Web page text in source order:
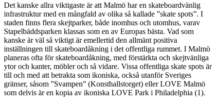
Det kanske allra viktigaste är att Malmö har en skateboardvänlig
infrastruktur med en mångfald av olika så kallade ”skate spots”. I
staden finns flera skejtparker, både inomhus och utomhus, varav
Stapelbäddsparken klassas som en av Europas bästa. Vad som
kanske är väl så viktigt är emellertid den allmänt positiva
inställningen till skateboardåkning i det offentliga rummet. I Malmö
planeras ofta för skateboardåkning, med förstärkta och skejtvänliga
ytor och kanter, möbler och så vidare. Vissa offentliga skate spots är
till och med att betrakta som ikoniska, också utanför Sveriges
gränser, såsom ”Svampen” (Konsthallstorget) eller LOVE Malmö
som delvis är en kopia av ikoniska LOVE Park i Philadelphia (1).